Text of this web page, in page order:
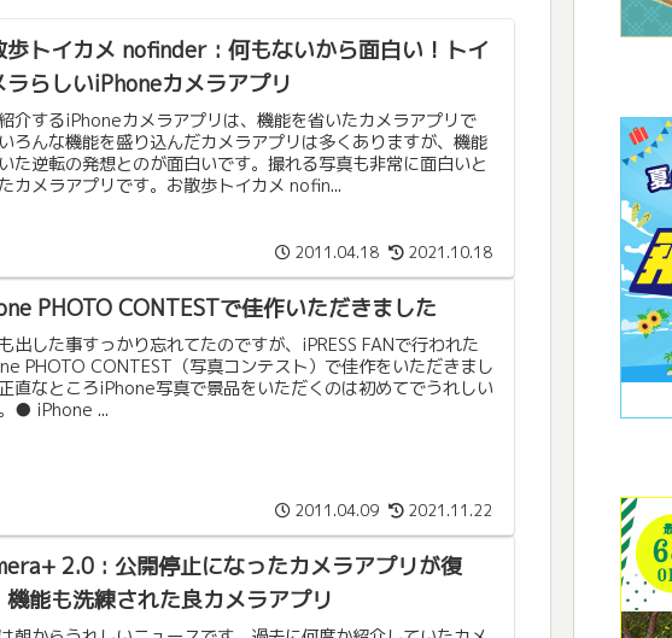
歩トイカメ nofinder : 何もないから面白い！トイ
ラらしいiPhoneカメラアプリ
介するiPhoneカメラアプリは、機能を省いたカメラアプリで
ろんな機能を盛り込んだカメラアプリは多くありますが、機能
た逆転の発想とのが面白いです。撮れる写真も非常に面白いと
カメラアプリです。お散歩トイカメ nofin...
2011.04.18 2021.10.18
PHOTO CONTESTで佳作いただきました
出した事すっかり忘れてたのですが、iPRESS FANで行われた
PHOTO CONTEST（写真コンテスト）で佳作をいただきまし
直なところiPhone写真で景品をいただくのは初めてでうれしい
● iPhone ...
2011.04.09 2021.11.22
2.0 : 公開停止になったカメラアプリが復
機能も洗練された良カメラアプリ